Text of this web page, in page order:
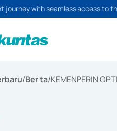
journey with seamless access to
/Berita/KEMENPERIN